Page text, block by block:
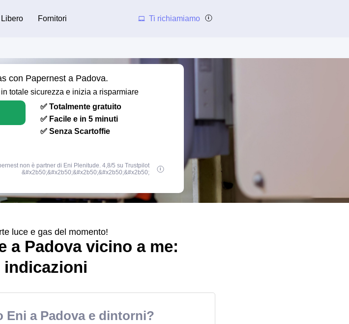
Fornitori Ti richiamiamo
con Papernest a Padova.
totale sicurezza e inizia a risparmiare
✅ Totalmente gratuito
✅ Facile e in 5 minuti
✅ Senza Scartoffie
non è partner di Eni Plenitude. 4,8/5 su Trustpilot
&#x2b50;&#x2b50;&#x2b50;&#x2b50;&#x2b50;
luce e gas del momento!
a Padova vicino a me:
indicazioni
Eni a Padova e dintorni?